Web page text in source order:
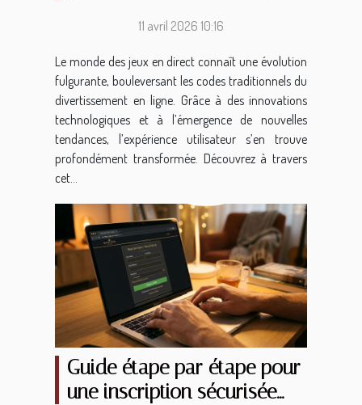
11 avril 2026 10:16
Le monde des jeux en direct connaît une évolution
fulgurante, bouleversant les codes traditionnels du
divertissement en ligne. Grâce à des innovations
technologiques et à l’émergence de nouvelles
tendances, l’expérience utilisateur s’en trouve
profondément transformée. Découvrez à travers
cet...
Guide étape par étape pour
une inscription sécurisée